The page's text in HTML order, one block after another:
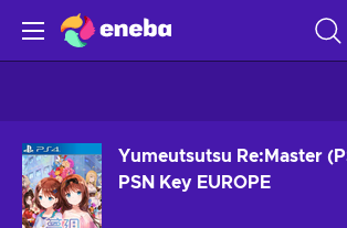
Yumeutsutsu Re:Master
PSN Key EUROPE